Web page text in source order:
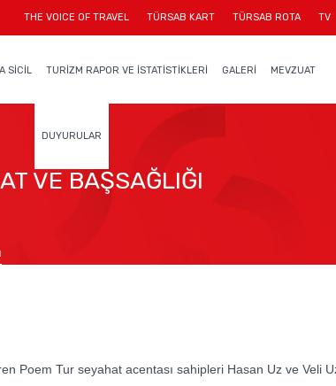
THE VOICE OF TRAVEL TÜRSAB KART TÜRSAB ROTA TV
SİCİL TURİZM RAPOR VE İSTATİSTİKLERİ GALERİ MEVZUAT
DUYURULAR
VE BAŞSAĞLIĞI
Tur seyahat acentası sahipleri Hasan Uz ve Veli